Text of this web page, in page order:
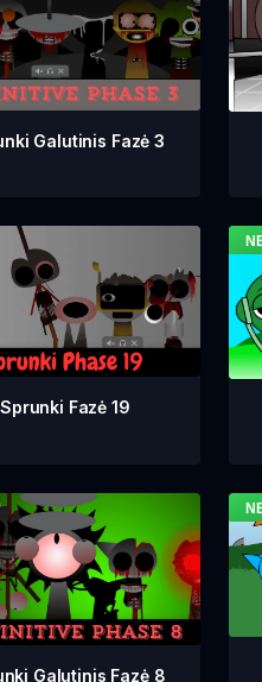
Galutinis Fazė 3
Sprunki Fazė 19
Galutinis Fazė 8